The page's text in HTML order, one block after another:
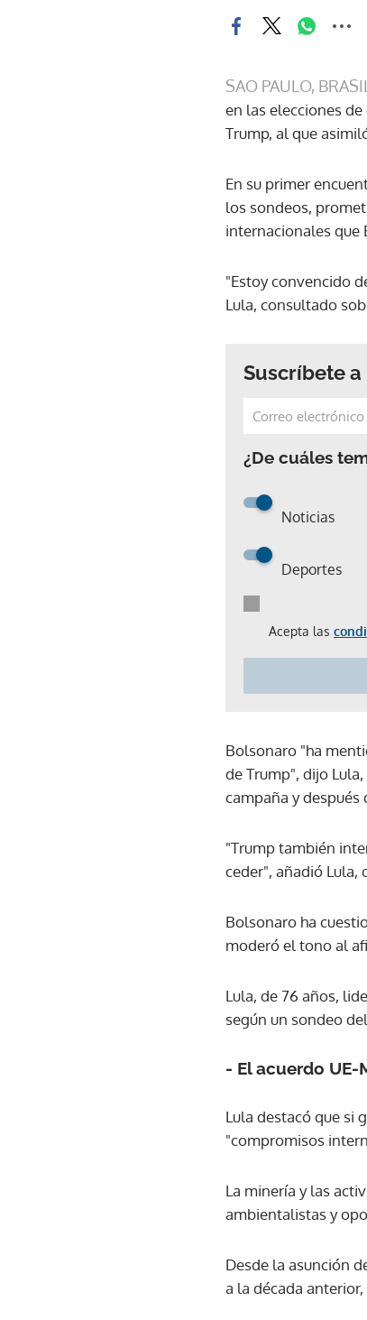
SAO PAULO,
en las elecciones
Trump, al que
En su primer
los sondeos,
internacionales que
"Estoy convencido
Lula, consultado
Suscríbete
¿De cuáles
Noticias
Deportes
Acepta las
Bolsonaro "ha
de Trump", dijo
campaña y después
"Trump también
ceder", añadió Lula,
Bolsonaro ha
moderó el tono al
Lula, de 76 años,
según un sondeo
- El acuerdo UE-
Lula destacó que si
"compromisos
La minería y las
ambientalistas y
Desde la asunción
a la década